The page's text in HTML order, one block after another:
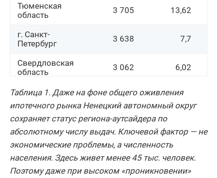
Тюменская
область
3 705 13,62
г. Санкт-
Петербург
3 638 7,7
Свердловская
область
3 062 6,02
Республика
3 046 11,33
Республика
Татарстан
(Татарстан)
2 851 17,33
Краснодарский
2 538 -0,55
Таблица 1. Даже на фоне общего оживления
ипотечного рынка Ненецкий автономный округ
сохраняет статус региона-аутсайдера по
абсолютному числу выдач. Ключевой фактор — не
экономические проблемы, а численность
населения. Здесь живет менее 45 тыс. человек.
Поэтому даже при высоком «проникновении»